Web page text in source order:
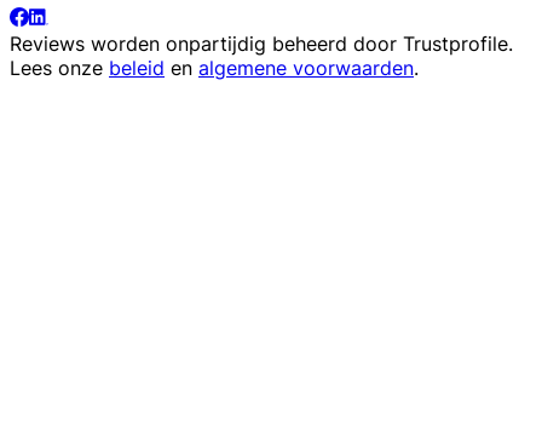
Reviews worden onpartijdig beheerd door Trustprofile.
Lees onze beleid en algemene voorwaarden.